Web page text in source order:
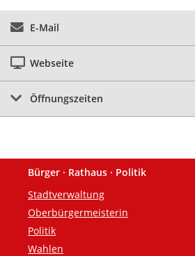
E-Mail
Webseite
Öffnungszeiten
Fußzeile
Bürger · Rathaus · Politik
Stadtverwaltung
Oberbürgermeisterin
Politik
Wahlen